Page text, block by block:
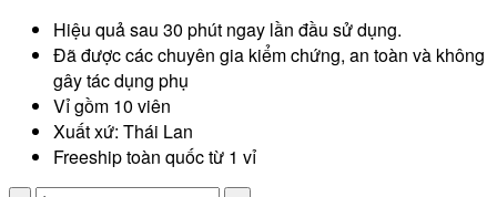
Hiệu quả sau 30 phút ngay lần đầu sử dụng.
Đã được các chuyên gia kiểm chứng, an toàn và không
gây tác dụng phụ
Vỉ gồm 10 viên
Xuất xứ: Thái Lan
Freeship toàn quốc từ 1 vỉ